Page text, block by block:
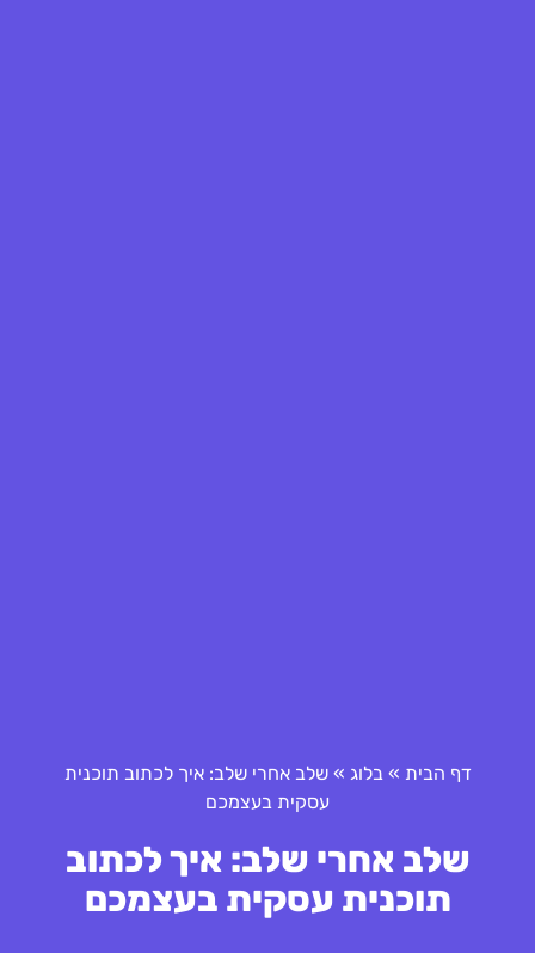
דף הבית » בלוג »שלב אחרי שלב: איך לכתוב תוכנית
עסקית בעצמכם
שלב אחרי שלב: איך לכתוב
תוכנית עסקית בעצמכם